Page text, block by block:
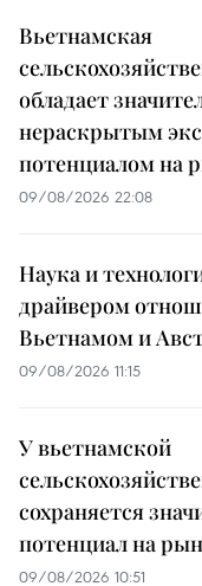
Вьетнамская
обладает
нераскрытым
потенциалом на
09/08/2026 22:08
Наука и
драйвером
Вьетнамом и
09/08/2026 11:15
У вьетнамской
сохраняется
потенциал на
09/08/2026 10:51